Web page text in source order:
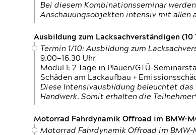
Bei diesem Kombinationsseminar
Anschauungsobjekten intensiv mit allen
Ausbildung zum Lacksachverständigen
Termin 1/10: Ausbildung zum
9.00—16.30 Uhr
Modul I: 2 Tage in Plauen/GTÜ-
Schäden am Lackaufbau +
Diese Intensivausbildung beleuchtet das
Handwerk. Somit erhalten die
Motorrad Fahrdynamik Offroad im BMW-
Motorrad Fahrdynamik Offroad im BMW-